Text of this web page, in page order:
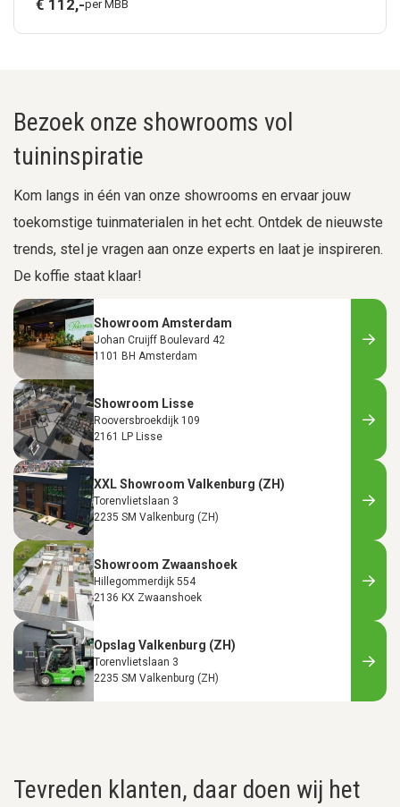
€ 112,-per MBB
Bezoek onze showrooms vol
tuininspiratie
Kom langs in één van onze showrooms en ervaar jouw
toekomstige tuinmaterialen in het echt. Ontdek de nieuwste
trends, stel je vragen aan onze experts en laat je inspireren.
De koffie staat klaar!
Showroom Amsterdam
Johan Cruijff Boulevard 42
1101 BH Amsterdam
Showroom Lisse
Rooversbroekdijk 109
2161 LP Lisse
XXL Showroom Valkenburg (ZH)
Torenvlietslaan 3
2235 SM Valkenburg (ZH)
Showroom Zwaanshoek
Hillegommerdijk 554
2136 KX Zwaanshoek
Opslag Valkenburg (ZH)
Torenvlietslaan 3
2235 SM Valkenburg (ZH)
Tevreden klanten, daar doen wij het